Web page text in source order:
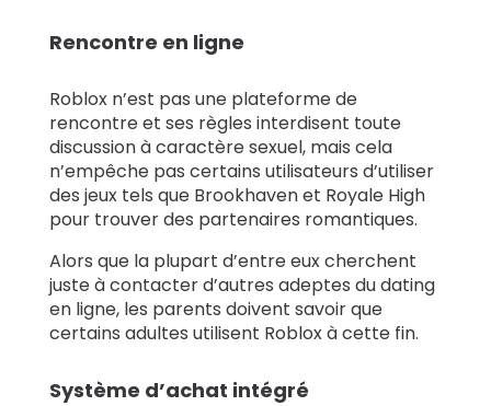
Rencontre en ligne
Roblox n’est pas une plateforme de
rencontre et ses règles interdisent toute
discussion à caractère sexuel, mais cela
n’empêche pas certains utilisateurs d’utiliser
des jeux tels que Brookhaven et Royale High
pour trouver des partenaires romantiques.
Alors que la plupart d’entre eux cherchent
juste à contacter d’autres adeptes du dating
en ligne, les parents doivent savoir que
certains adultes utilisent Roblox à cette fin.
Système d’achat intégré